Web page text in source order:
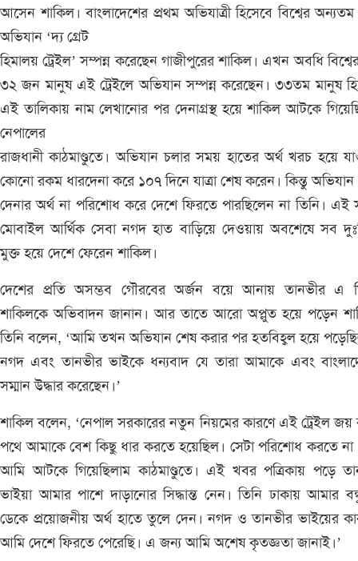
আসেন শাকিল। বাংলাদেশের প্রথম অভিযাত্রী হিসেবে বিশ্বের অন্যতম
অভিযান ‘দ্য গ্রেট
হিমালয় ট্রেইল’ সম্পন্ন করেছেন গাজীপুরের শাকিল। এখন অবধি বিশ্বের
৩২ জন মানুষ এই ট্রেইলে অভিযান সম্পন্ন করেছেন। ৩৩তম মানুষ
এই তালিকায় নাম লেখানোর পর দেনাগ্রস্থ হয়ে শাকিল আটকে
নেপালের
রাজধানী কাঠমাণ্ডুতে। অভিযান চলার সময় হাতের অর্থ খরচ হয়ে
কোনো রকম ধারদেনা করে ১০৭ দিনে যাত্রা শেষ করেন। কিন্তু অভিযান
দেনার অর্থ না পরিশোধ করে দেশে ফিরতে পারছিলেন না তিনি। এই
মোবাইল আর্থিক সেবা নগদ হাত বাড়িয়ে দেওয়ায় অবশেষে সব
মুক্ত হয়ে দেশে ফেরেন শাকিল।
দেশের প্রতি অসম্ভব গৌরবের অর্জন বয়ে আনায় তানভীর এ
শাকিলকে অভিবাদন জানান। আর তাতে আরো অপ্লুত হয়ে পড়েন
তিনি বলেন, ‘আমি তখন অভিযান শেষ করার পর হতবিহ্বল হয়ে
নগদ এবং তানভীর ভাইকে ধন্যবাদ যে তারা আমাকে এবং
সম্মান উদ্ধার করেছেন।’
শাকিল বলেন, ‘নেপাল সরকারের নতুন নিয়মের কারণে এই ট্রেইল জয়
পথে আমাকে বেশ কিছু ধার করতে হয়েছিল। সেটা পরিশোধ করতে না
আমি আটকে গিয়েছিলাম কাঠমাণ্ডুতে। এই খবর পত্রিকায় পড়ে
ভাইয়া আমার পাশে দাড়ানোর সিদ্ধান্ত নেন। তিনি ঢাকায় আমার
ডেকে প্রয়োজনীয় অর্থ হাতে তুলে দেন। নগদ ও তানভীর ভাইয়ের
আমি দেশে ফিরতে পেরেছি। এ জন্য আমি অশেষ কৃতজ্ঞতা জানাই।’